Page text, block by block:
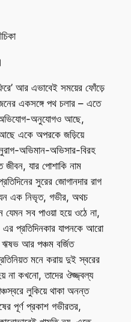
আর এভাবেই সময়ের ফোঁড়ে
একসঙ্গে পথ চলার – এতে
অনুযোগও আছে,
একে অপরকে জড়িয়ে
অভিমান-অভিসার-বিরহ
জীবন, যার পোশাকি নাম
সুরের জোগানদার রাগ
এক নিভৃত, গভীর, অথচ
সব পাওয়া হয়ে ওঠে না,
প্রতিদিনকার যাপনকে আরো
আর পঞ্চম বর্জিত
মনে করায় দুই স্বরের
না কখনো, তাদের ঔজ্জ্বল্য
লুকিয়ে থাকা অনন্ত
পূর্ণ প্রকাশ গভীরতর,